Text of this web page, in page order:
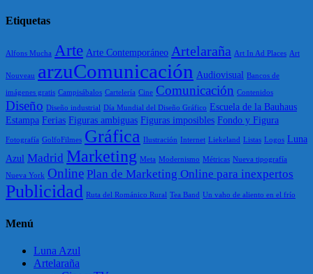
Etiquetas
Alfons Mucha Arte Arte Contemporáneo Artelaraña Art In Ad Places Art
Nouveau arzuComunicación Audiovisual Bancos de
imágenes gratis Campisábalos Cartelería Cine Comunicación Contenidos
Diseño Diseño industrial Día Mundial del Diseño Gráfico Escuela de la Bauhaus
Estampa Ferias Figuras ambiguas Figuras imposibles Fondo y Figura
Fotografía GolfoFilmes Gráfica Ilustración Internet Liekeland Listas Logos Luna
Azul Madrid Marketing Meta Modernismo Métricas Nueva tipografía
Nueva York Online Plan de Marketing Online para inexpertos
Publicidad Ruta del Románico Rural Tea Band Un vaho de aliento en el frío
Menú
Luna Azul
Artelaraña